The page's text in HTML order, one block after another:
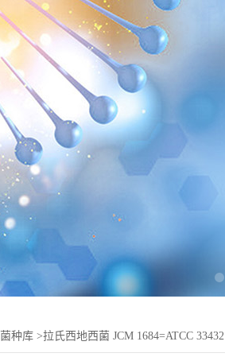
菌种库 >拉氏西地西菌 JCM 1684=ATCC 33432